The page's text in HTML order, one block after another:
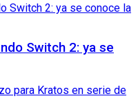
Switch 2: ya se